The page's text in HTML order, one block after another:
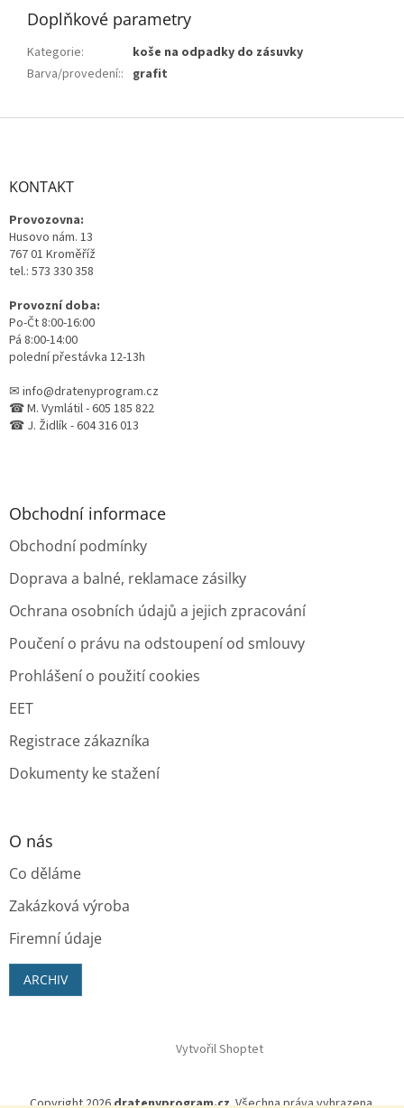
Doplňkové parametry
Kategorie:
koše na odpadky do zásuvky
Barva/provedení:: grafit
Z
KONTAKT
Provozovna:
Husovo nám. 13
767 01 Kroměříž
tel.: 573 330 358
Provozní doba:
Po-Čt 8:00-16:00
Pá 8:00-14:00
polední přestávka 12-13h
✉ info@dratenyprogram.cz
☎ M. Vymlátil - 605 185 822
☎ J. Židlík - 604 316 013
Obchodní informace
Obchodní podmínky
Doprava a balné, reklamace zásilky
Ochrana osobních údajů a jejich zpracování
Poučení o právu na odstoupení od smlouvy
Prohlášení o použití cookies
EET
Registrace zákazníka
Dokumenty ke stažení
O nás
Co děláme
Zakázková výroba
Firemní údaje
ARCHIV
Vytvořil Shoptet
Copyright 2026dratenyprogram.cz. Všechna práva vyhrazena.